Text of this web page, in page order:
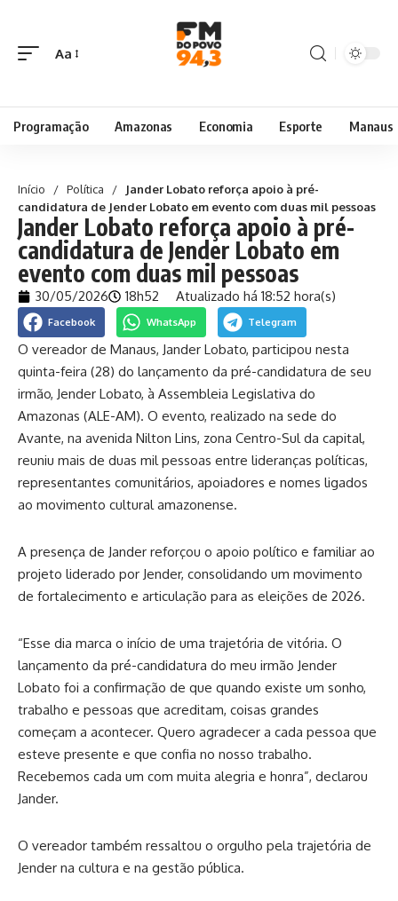
Aa
Programação Amazonas Economia Esporte Manaus
Início / Política /
Jander Lobato reforça apoio à pré-
candidatura de Jender Lobato em evento com duas mil pessoas
Jander Lobato reforça apoio à pré-
candidatura de Jender Lobato em
evento com duas mil pessoas
30/05/2026 18h52 Atualizado há 18:52 hora(s)
Facebook WhatsApp Telegram
O vereador de Manaus, Jander Lobato, participou nesta
quinta-feira (28) do lançamento da pré-candidatura de seu
irmão, Jender Lobato, à Assembleia Legislativa do
Amazonas (ALE-AM). O evento, realizado na sede do
Avante, na avenida Nilton Lins, zona Centro-Sul da capital,
reuniu mais de duas mil pessoas entre lideranças políticas,
representantes comunitários, apoiadores e nomes ligados
ao movimento cultural amazonense.
A presença de Jander reforçou o apoio político e familiar ao
projeto liderado por Jender, consolidando um movimento
de fortalecimento e articulação para as eleições de 2026.
“Esse dia marca o início de uma trajetória de vitória. O
lançamento da pré-candidatura do meu irmão Jender
Lobato foi a confirmação de que quando existe um sonho,
trabalho e pessoas que acreditam, coisas grandes
começam a acontecer. Quero agradecer a cada pessoa que
esteve presente e que confia no nosso trabalho.
Recebemos cada um com muita alegria e honra”, declarou
Jander.
O vereador também ressaltou o orgulho pela trajetória de
Jender na cultura e na gestão pública.